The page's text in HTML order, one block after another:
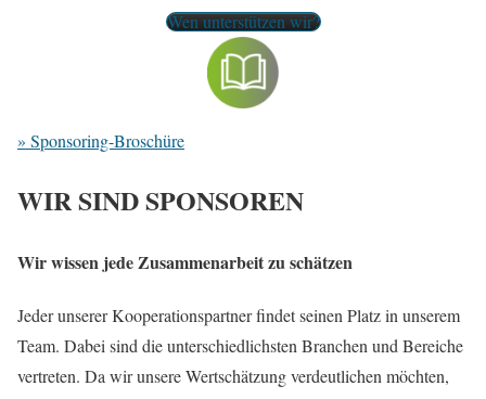
Wen unterstützen wir?
» Sponsoring-Broschüre
WIR SIND SPONSOREN
Wir wissen jede Zusammenarbeit zu schätzen
Jeder unserer Kooperationspartner findet seinen Platz in unserem
Team. Dabei sind die unterschiedlichsten Branchen und Bereiche
vertreten. Da wir unsere Wertschätzung verdeutlichen möchten,